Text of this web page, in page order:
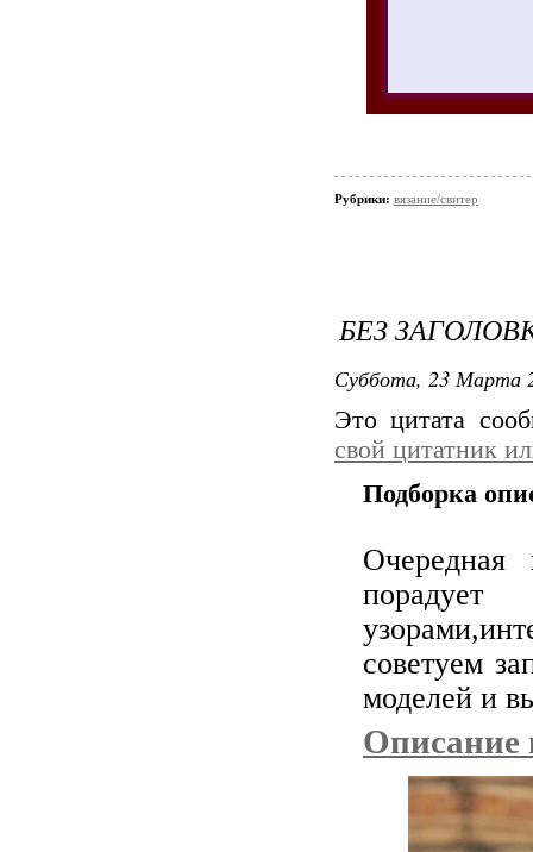
Рубрики: вязание/свитер
БЕЗ
Суббота, 23 Марта
Это цитата
свой цитатник
Подборка
Очередная
советуем
моделей и
Описание